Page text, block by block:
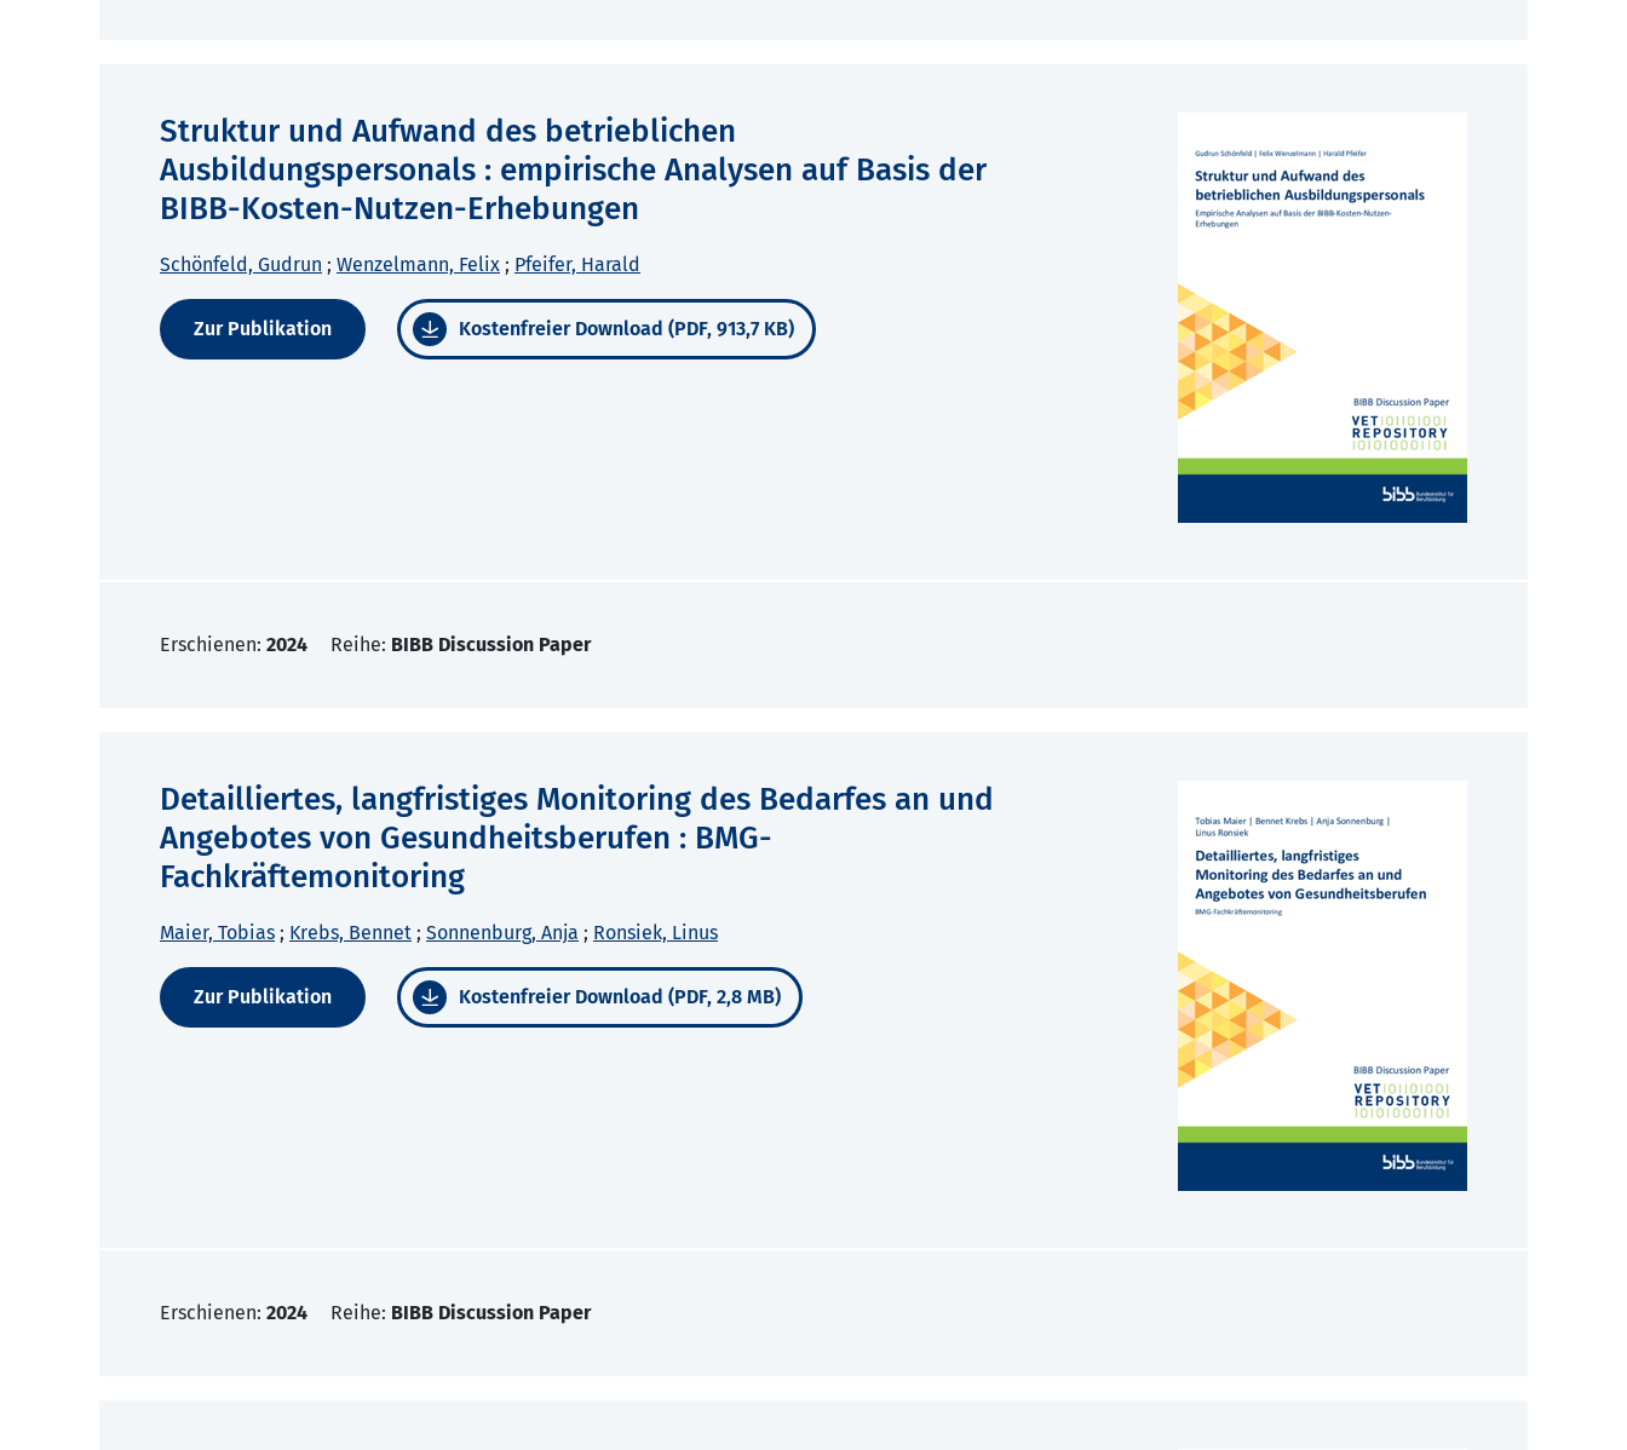
Struktur und Aufwand des betrieblichen
Ausbildungspersonals : empirische Analysen auf Basis der
BIBB-Kosten-Nutzen-Erhebungen
Schönfeld, Gudrun ; Wenzelmann, Felix ; Pfeifer, Harald
Zur Publikation Kostenfreier Download (PDF, 913,7 KB)
Erschienen: 2024 Reihe: BIBB Discussion Paper
Detailliertes, langfristiges Monitoring des Bedarfes an und
Angebotes von Gesundheitsberufen : BMG-
Fachkräftemonitoring
Maier, Tobias ; Krebs, Bennet ; Sonnenburg, Anja ; Ronsiek, Linus
Zur Publikation Kostenfreier Download (PDF, 2,8 MB)
Erschienen: 2024 Reihe: BIBB Discussion Paper